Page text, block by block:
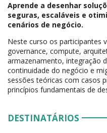
Aprende a desenhar
seguras, escaláveis e
cenários de negócio.
Neste curso os participantes
governance, compute,
armazenamento, integração
continuidade do negócio e
sessões teóricas com casos
princípios fundamentais de
DESTINATÁRIOS